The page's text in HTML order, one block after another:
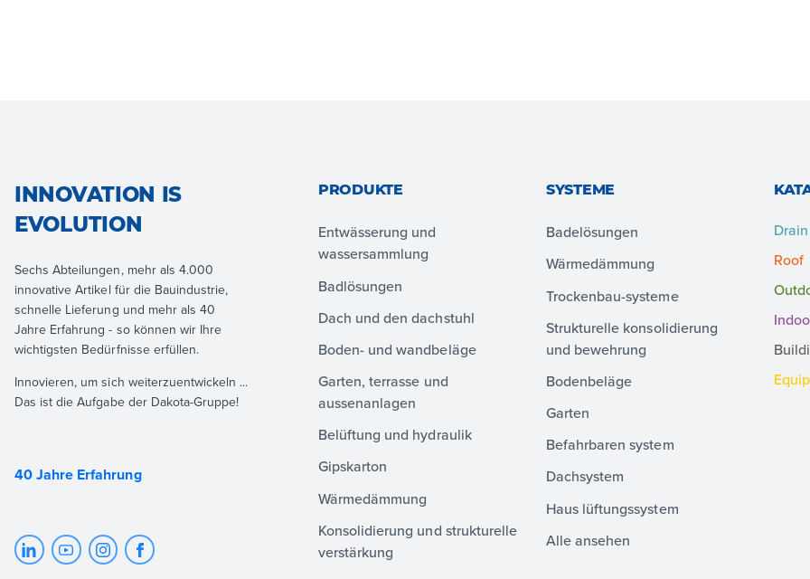
INNOVATION IS
EVOLUTION
Sechs Abteilungen, mehr als 4.000
innovative Artikel für die Bauindustrie,
schnelle Lieferung und mehr als 40
Jahre Erfahrung - so können wir Ihre
wichtigsten Bedürfnisse erfüllen.
Innovieren, um sich weiterzuentwickeln ...
Das ist die Aufgabe der Dakota-Gruppe!
40 Jahre Erfahrung
PRODUKTE
Entwässerung und
wassersammlung
Badlösungen
Dach und den dachstuhl
Boden- und wandbeläge
Garten, terrasse und
aussenanlagen
Belüftung und hydraulik
Gipskarton
Wärmedämmung
Konsolidierung und strukturelle
verstärkung
SYSTEME
Badelösungen
Wärmedämmung
Trockenbau-systeme
Strukturelle konsolidierung
und bewehrung
Bodenbeläge
Garten
Befahrbaren system
Dachsystem
Haus lüftungssystem
Alle ansehen
Drain
Roof